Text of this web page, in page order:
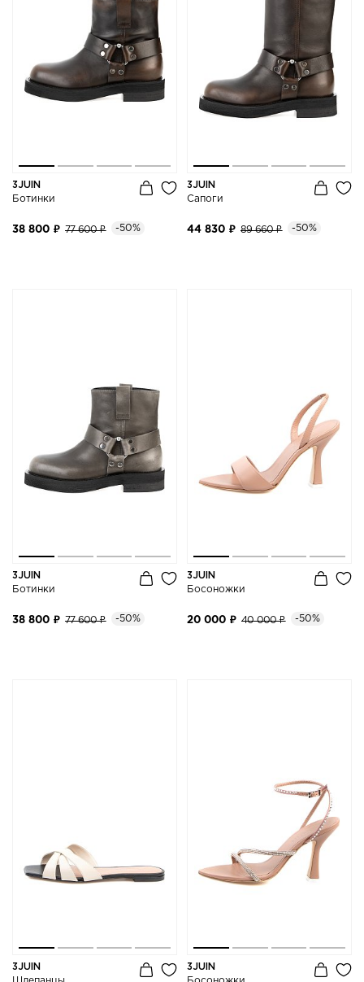
3JUIN
Ботинки
38 800 ₽ 77 600 ₽ -50%
3JUIN
Сапоги
44 830 ₽ 89 660 ₽ -50%
3JUIN
Ботинки
38 800 ₽ 77 600 ₽ -50%
3JUIN
Босоножки
20 000 ₽ 40 000 ₽ -50%
3JUIN
3JUIN